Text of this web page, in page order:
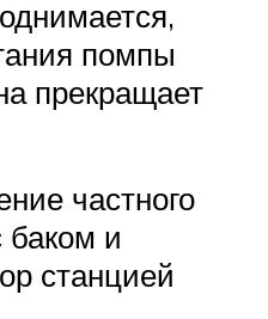
помпы
прекращает
частного
баком и
станцией